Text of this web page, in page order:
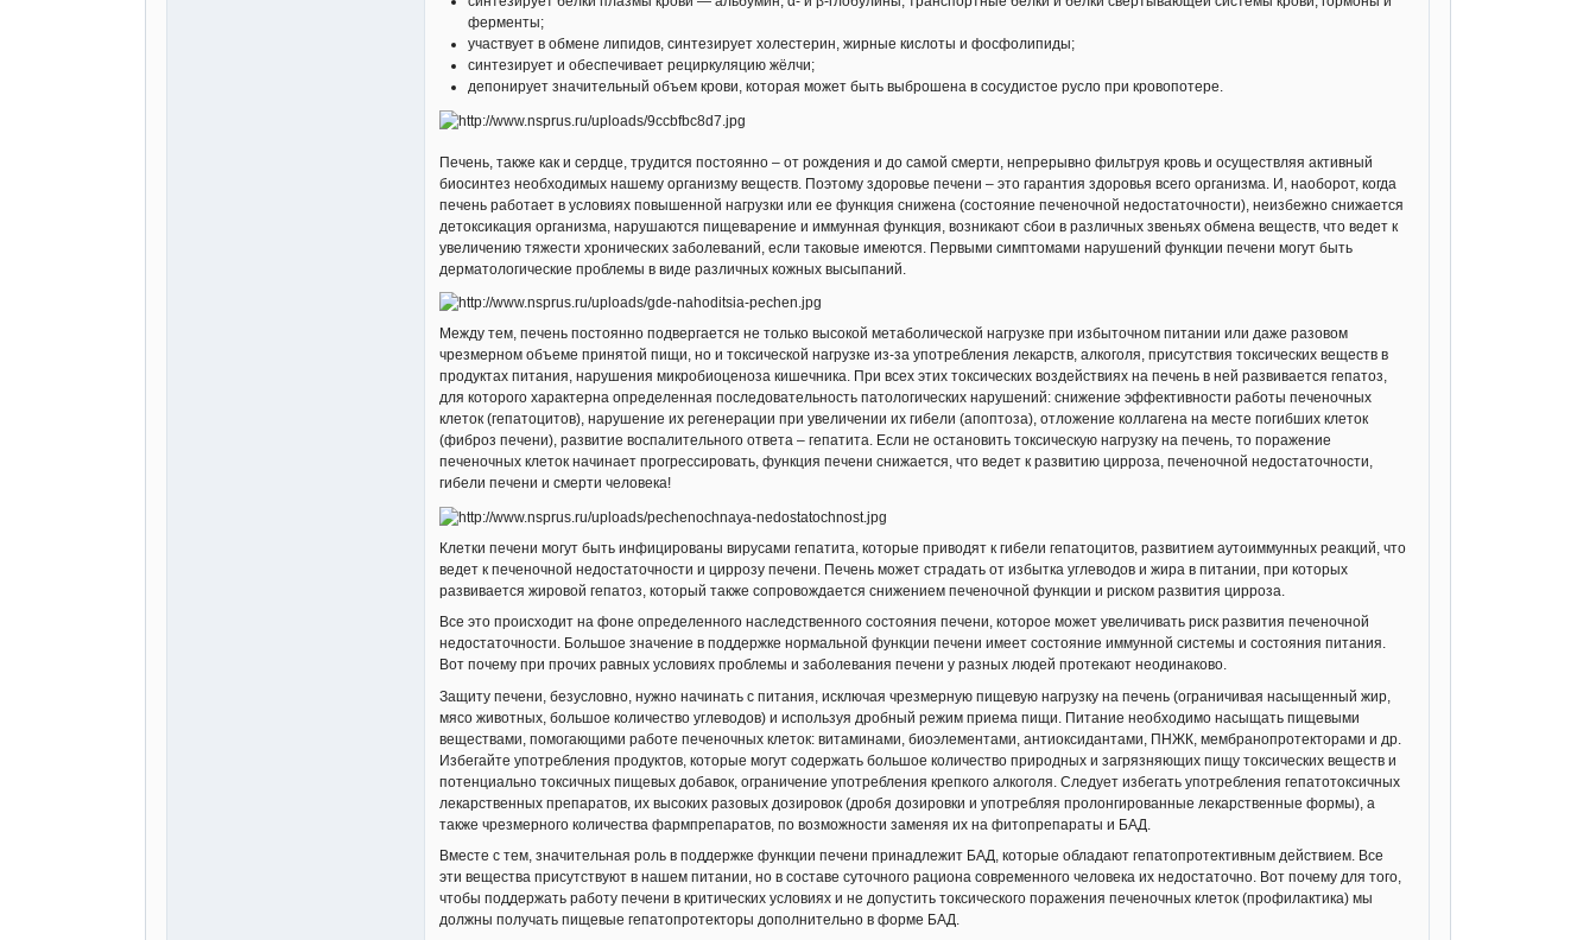
заболеванияхпечени, полезен при жёлчекаменной болезни.
2. Лецитин НСП– содержит фосфолипиды (лецитин – 187,6 мг), представляет собой очищенный концентрат лецитина из соевого
масла, содержит 95-97% фосфолипидов. Необходим организму как строительный материал для обновления клеточных
мембран,обеспечивает нормальный обмен липидов, улучшает работу клеток печени и восстанавливает структуру печени,
жёлчи, способствует усвоению жирорастворимых витаминов А, D, Е и К, выводит излишки холестерина, предотвращает жировую
3.Лив Гард – комплексный продукт, который содержит следующие компоненты:
[list=*]
Расторопша (179 мг) – снижает фиброз (разрастание соединительной ткани, возникающее, как правило, в результате хронического
воспаления), оказывает выраженное гепатопротективное и антиоксидантное действие, защищает клеточные мембраны и усиливает
регенерацию гепатоцитов.Силимарин также оказывает противовоспалительное действие.
β-каротин (6,8 мг) – антиоксидант, оказывает влияние на рост и дифференцировку клеток, улучшая регенерацию клеток печени,
Железо (5 мг) – антиоксидант, участвует в процессах детоксикации и выработки энергии.
Корень одуванчика – оказывает желчегонное, спазмолитическое, антивирусное действие. Помогает
пригепатите,холецистите,жёлчекаменной болезни.
Холин (60 мг) – витаминоподобное вещество (витамин В4), входит в состав жёлчных кислот, фосфолипидов (лецитина,
сфингомиелина), предшественник бетаина, участвующего в биосинтезе метионина и детоксикации. Нормализует обмен липидов,
снижает выраженность жировой инфильтрации печени, оказывая липотропное действие.
метаболизм, участвует в белковом обмене, обладает мембранопротекторным, липотропным, антиатеросклеротическим действием.
[/list]
4. Молочный чертополох НСП(345 мг) – его семена содержат флаволигнаны (силимарин). Силимарин обладает антиоксидантным,
мембраностабилизирующим, антитотоксическим, противовоспалительным, антифибротическим, регенераторным действием.
Способен замедлять или подвергать обратному развитию фиброз печени. Силимарин проявляет гепатопротекторное действие при
острых и хронических интоксикациях.
5.МСМ НСП– источник органической серы (255 мг). Обладает противовоспалительным действием, поддерживает стабильность
большинства ферментов организма человека, оказывает детоксикационное действие, связываясь с токсичными веществами,
синтезе глютатиона, обеспечивая стабильность белков.
6.Омега-3 ПНЖК НСП– источник незаменимых высших жирных кислот класса Омега-3. Содержит:
[list=*]
Эйкозапентаеновая кислота (180 мг) – мембранопротектор, противовоспалительное действие
Докозагексаеновая кислота (120 мг) – мембранопротектор
Витамин Е (1 мг) – антиоксидант
Алгоритм реабилитации печени:
В реабилитации печени есть ряд важных моментов, определяющих эффективность данного процесса.
ферменты;
участвует в обмене липидов, синтезирует холестерин, жирные кислоты и фосфолипиды;
синтезирует и обеспечивает рециркуляцию жёлчи;
депонирует значительный объем крови, которая может быть выброшена в сосудистое русло при кровопотере.
Печень, также как и сердце, трудится постоянно – от рождения и до самой смерти, непрерывно фильтруя кровь и осуществляя активный
биосинтез необходимых нашему организму веществ. Поэтому здоровье печени – это гарантия здоровья всего организма. И, наоборот, когда
печень работает в условиях повышенной нагрузки или ее функция снижена (состояние печеночной недостаточности), неизбежно снижается
детоксикация организма, нарушаются пищеварение и иммунная функция, возникают сбои в различных звеньях обмена веществ, что ведет к
увеличению тяжести хронических заболеваний, если таковые имеются. Первыми симптомами нарушений функции печени могут быть
дерматологические проблемы в виде различных кожных высыпаний.
Между тем, печень постоянно подвергается не только высокой метаболической нагрузке при избыточном питании или даже разовом
чрезмерном объеме принятой пищи, но и токсической нагрузке из-за употребления лекарств, алкоголя, присутствия токсических веществ в
продуктах питания, нарушения микробиоценоза кишечника. При всех этих токсических воздействиях на печень в ней развивается гепатоз,
для которого характерна определенная последовательность патологических нарушений: снижение эффективности работы печеночных
клеток (гепатоцитов), нарушение их регенерации при увеличении их гибели (апоптоза), отложение коллагена на месте погибших клеток
(фиброз печени), развитие воспалительного ответа – гепатита. Если не остановить токсическую нагрузку на печень, то поражение
печеночных клеток начинает прогрессировать, функция печени снижается, что ведет к развитию цирроза, печеночной недостаточности,
гибели печени и смерти человека!
Клетки печени могут быть инфицированы вирусами гепатита, которые приводят к гибели гепатоцитов, развитием аутоиммунных реакций, что
ведет к печеночной недостаточности и циррозу печени. Печень может страдать от избытка углеводов и жира в питании, при которых
развивается жировой гепатоз, который также сопровождается снижением печеночной функции и риском развития цирроза.
Все это происходит на фоне определенного наследственного состояния печени, которое может увеличивать риск развития печеночной
недостаточности. Большое значение в поддержке нормальной функции печени имеет состояние иммунной системы и состояния питания.
Вот почему при прочих равных условиях проблемы и заболевания печени у разных людей протекают неодинаково.
Защиту печени, безусловно, нужно начинать с питания, исключая чрезмерную пищевую нагрузку на печень (ограничивая насыщенный жир,
мясо животных, большое количество углеводов) и используя дробный режим приема пищи. Питание необходимо насыщать пищевыми
веществами, помогающими работе печеночных клеток: витаминами, биоэлементами, антиоксидантами, ПНЖК, мембранопротекторами и др.
Избегайте употребления продуктов, которые могут содержать большое количество природных и загрязняющих пищу токсических веществ и
потенциально токсичных пищевых добавок, ограничение употребления крепкого алкоголя. Следует избегать употребления гепатотоксичных
лекарственных препаратов, их высоких разовых дозировок (дробя дозировки и употребляя пролонгированные лекарственные формы), а
также чрезмерного количества фармпрепаратов, по возможности заменяя их на фитопрепараты и БАД.
Вместе с тем, значительная роль в поддержке функции печени принадлежит БАД, которые обладают гепатопротективным действием. Все
эти вещества присутствуют в нашем питании, но в составе суточного рациона современного человека их недостаточно. Вот почему для того,
чтобы поддержать работу печени в критических условиях и не допустить токсического поражения печеночных клеток (профилактика) мы
должны получать пищевые гепатопротекторы дополнительно в форме БАД.